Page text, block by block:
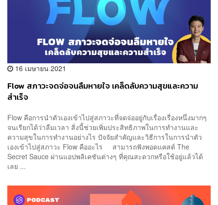
16 เมษายน 2021
Flow สภาวะจดจ่อจนลืมหายใจ เคล็ดลับความสุขและความ
สำเร็จ
Flow คือการนำตัวเองเข้าไปสู่สภาวะที่จดจ่ออยู่กับเรื่องเรื่องหนึ่งมากๆ
จนเรียกได้ว่าลืมเวลา สิ่งนี้ช่วยเพิ่มประสิทธิภาพในการทำงานและ
ความสุขในการทำงานอย่างไร ปัจจัยสำคัญและวิธีการในการนำตัว
เองเข้าไปสู่สภาวะ Flow คืออะไร สามารถฟังพอดแคสต์ The
Secret Sauce ผ่านแอปพลิเคชันต่างๆ ที่คุณสะดวกหรือใช้อยู่แล้วได้
เลย ...